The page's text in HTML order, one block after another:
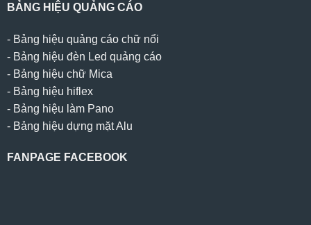
BẢNG HIỆU QUẢNG CÁO
- Bảng hiệu quảng cáo chữ nổi
- Bảng hiệu đèn Led quảng cáo
- Bảng hiệu chữ Mica
- Bảng hiệu hiflex
- Bảng hiệu làm Pano
- Bảng hiệu dựng mặt Alu
FANPAGE FACEBOOK